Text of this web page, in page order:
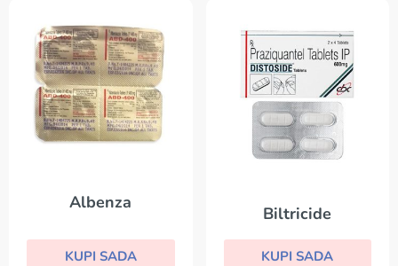
Albenza
KUPI SADA
Biltricide
KUPI SADA